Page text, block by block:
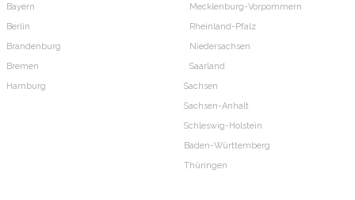
Bayern
Berlin
Brandenburg
Bremen
Hamburg
Mecklenburg-Vorpommern
Rheinland-Pfalz
Niedersachsen
Saarland
Sachsen
Sachsen-Anhalt
Schleswig-Holstein
Baden-Württemberg
Thüringen